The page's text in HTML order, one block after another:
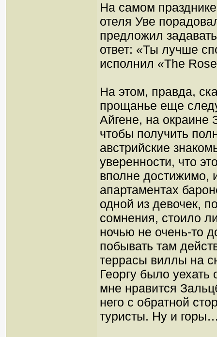
На самом празднике
отеля Уве
предложил
ответ: «Ты лучше
исполнил «The
На этом, правда,
прощанье еще
Айгене, на окраине
чтобы получить
австрийские
уверенности, что
вполне достижимо,
апартаментах
одной из девочек,
сомнения, стоило
ночью не очень-то
побывать там
террасы виллы на
Георгу было
мне нравится
него с обратной
туристы. Ну и